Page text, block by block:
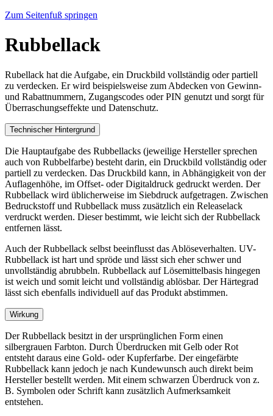
Zum Seitenfuß springen
Rubbellack
Rubellack hat die Aufgabe, ein Druckbild vollständig oder partiell
zu verdecken. Er wird beispielsweise zum Abdecken von Gewinn-
und Rabattnummern, Zugangscodes oder PIN genutzt und sorgt für
Überraschungseffekte und Datenschutz.
Technischer Hintergrund
Die Hauptaufgabe des Rubbellacks (jeweilige Hersteller sprechen
auch von Rubbelfarbe) besteht darin, ein Druckbild vollständig oder
partiell zu verdecken. Das Druckbild kann, in Abhängigkeit von der
Auflagenhöhe, im Offset- oder Digitaldruck gedruckt werden. Der
Rubbellack wird üblicherweise im Siebdruck aufgetragen. Zwischen
Bedruckstoff und Rubbellack muss zusätzlich ein Releaselack
verdruckt werden. Dieser bestimmt, wie leicht sich der Rubbellack
entfernen lässt.
Auch der Rubbellack selbst beeinflusst das Ablöseverhalten. UV-
Rubbellack ist hart und spröde und lässt sich eher schwer und
unvollständig abrubbeln. Rubbellack auf Lösemittelbasis hingegen
ist weich und somit leicht und vollständig ablösbar. Der Härtegrad
lässt sich ebenfalls individuell auf das Produkt abstimmen.
Wirkung
Der Rubbellack besitzt in der ursprünglichen Form einen
silbergrauen Farbton. Durch Überdrucken mit Gelb oder Rot
entsteht daraus eine Gold- oder Kupferfarbe. Der eingefärbte
Rubbellack kann jedoch je nach Kundewunsch auch direkt beim
Hersteller bestellt werden. Mit einem schwarzen Überdruck von z.
B. Symbolen oder Schrift kann zusätzlich Aufmerksamkeit
entstehen.